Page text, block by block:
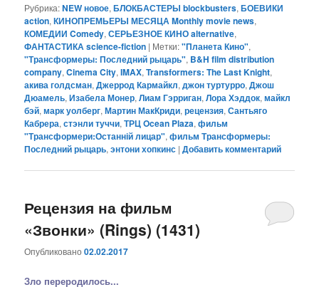
Рубрика:NEW новое,БЛОКБАСТЕРЫ blockbusters,БОЕВИКИ
action,КИНОПРЕМЬЕРЫ МЕСЯЦА Monthly movie news,
КОМЕДИИ Comedy,СЕРЬЕЗНОЕ КИНО alternative,
ФАНТАСТИКА science-fiction | Метки:"Планета Кино",
"Трансформеры: Последний рыцарь", B&H film distribution
company,Cinema City,IMAX,Transformers: The Last Knight,
акива голдсман,Джеррод Кармайкл,джон туртурро,Джош
Дюамель,Изабела Монер,Лиам Гэрриган,Лора Хэддок,майкл
бэй,марк уолберг,Мартин МакКриди,рецензия,Сантьяго
Кабрера,стэнли туччи,ТРЦ Ocean Plaza,фильм
"Трансформери:Останній лицар",фильм Трансформеры:
Последний рыцарь,энтони хопкинс |Добавить комментарий
Рецензия на фильм
«Звонки» (Rings) (1431)
Опубликовано02.02.2017
Зло переродилось...